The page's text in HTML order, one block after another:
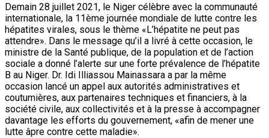
Demain 28 juillet 2021, le Niger célèbre avec la communauté
internationale, la 11ème journée mondiale de lutte contre les
hépatites virales, sous le thème «L’hépatite ne peut pas
attendre». Dans le message qu’il a livré à cette occasion, le
ministre de la Santé publique, de la population et de l’action
sociale a donné l’alerte sur une forte prévalence de l’hépatite
B au Niger. Dr. Idi Illiassou Mainassara a par la même
occasion lancé un appel aux autorités administratives et
coutumières, aux partenaires techniques et financiers, à la
société civile, aux collectivités et à la presse à accompagner
davantage les efforts du gouvernement, «afin de mener une
lutte âpre contre cette maladie».